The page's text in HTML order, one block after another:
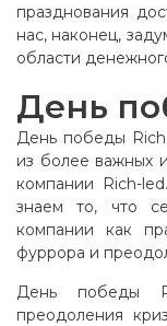
празднования
нас, наконец,
области
День
День победы
из более важных
компании Rich-
знаем то, что
компании как
фуррора и
День победы
преодоления